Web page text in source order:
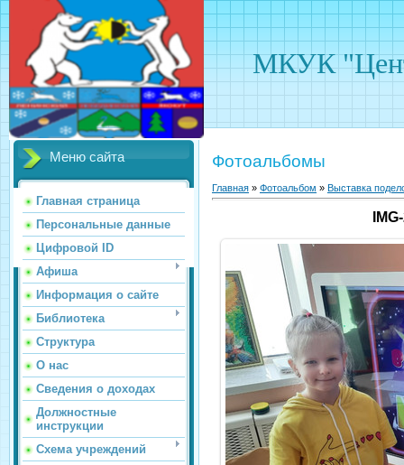
МКУК
Меню сайта
Главная страница
Персональные данные
Цифровой ID
Афиша
Информация о сайте
Библиотека
Структура
О нас
Сведения о доходах
Должностные
инструкции
Схема учреждений
Фотоальбомы
Главная » Фотоальбом » Выставка